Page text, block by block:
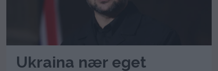
Ukraina nær eget